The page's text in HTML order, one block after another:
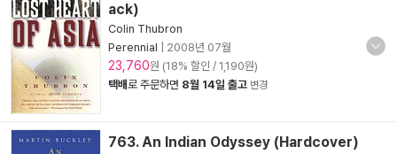
ack)
Colin Thubron
Perennial
2008년 07월
23,760원 (18% 할인 / 1,190원)
택배로 주문하면 8월 14일 출고 변경
763. An Indian Odyssey (Hardcover)